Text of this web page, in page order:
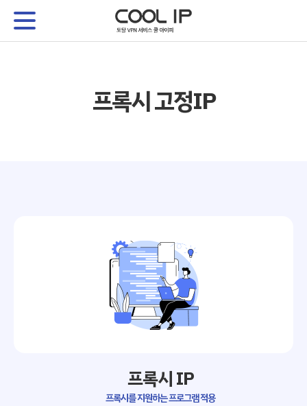
프록시 고정IP
프록시 IP
프록시를 지원하는 프로그램 적용